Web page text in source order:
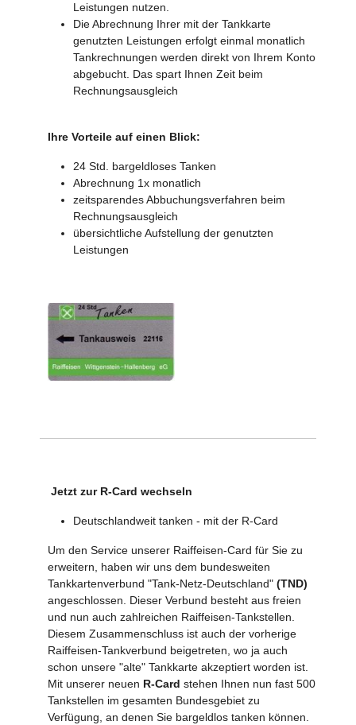
Leistungen nutzen.
Die Abrechnung Ihrer mit der Tankkarte
genutzten Leistungen erfolgt einmal monatlich
Tankrechnungen werden direkt von Ihrem Konto
abgebucht. Das spart Ihnen Zeit beim
Rechnungsausgleich
Ihre Vorteile auf einen Blick:
24 Std. bargeldloses Tanken
Abrechnung 1x monatlich
zeitsparendes Abbuchungsverfahren beim
Rechnungsausgleich
übersichtliche Aufstellung der genutzten
Leistungen
Jetzt zur R-Card wechseln
Deutschlandweit tanken - mit der R-Card
Um den Service unserer Raiffeisen-Card für Sie zu
erweitern, haben wir uns dem bundesweiten
Tankkartenverbund "Tank-Netz-Deutschland" (TND)
angeschlossen. Dieser Verbund besteht aus freien
und nun auch zahlreichen Raiffeisen-Tankstellen.
Diesem Zusammenschluss ist auch der vorherige
Raiffeisen-Tankverbund beigetreten, wo ja auch
schon unsere "alte" Tankkarte akzeptiert worden ist.
Mit unserer neuen R-Card stehen Ihnen nun fast 500
Tankstellen im gesamten Bundesgebiet zu
Verfügung, an denen Sie bargeldlos tanken können.